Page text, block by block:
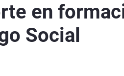
en
Social